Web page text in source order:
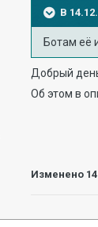
В
Ботам её
Добрый
Об этом в
Изменено